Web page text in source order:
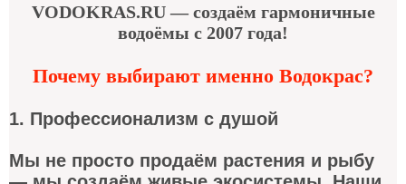
VODOKRAS.RU — создаём гармоничные
водоёмы с 2007 года!
Почему выбирают именно Водокрас?
1. Профессионализм с душой
Мы не просто продаём растения и рыбу